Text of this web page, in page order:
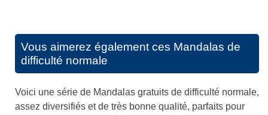
Vous aimerez également ces Mandalas de
difficulté normale
Voici une série de Mandalas gratuits de difficulté normale,
assez diversifiés et de très bonne qualité, parfaits pour